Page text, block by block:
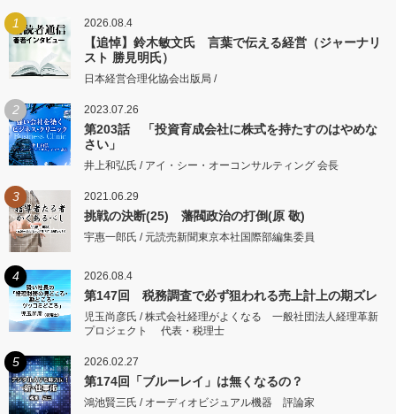
1 2026.08.4
【追悼】鈴木敏文氏 言葉で伝える経営（ジャーナリ
スト 勝見明氏）
日本経営合理化協会出版局 /
2 2023.07.26
第203話 「投資育成会社に株式を持たすのはやめな
さい」
井上和弘氏 / アイ・シー・オーコンサルティング 会長
3 2021.06.29
挑戦の決断(25) 藩閥政治の打倒(原 敬)
宇惠一郎氏 / 元読売新聞東京本社国際部編集委員
4 2026.08.4
第147回 税務調査で必ず狙われる売上計上の期ズレ
児玉尚彦氏 / 株式会社経理がよくなる 一般社団法人経理革新
プロジェクト 代表・税理士
5 2026.02.27
第174回「ブルーレイ」は無くなるの？
鴻池賢三氏 / オーディオビジュアル機器 評論家